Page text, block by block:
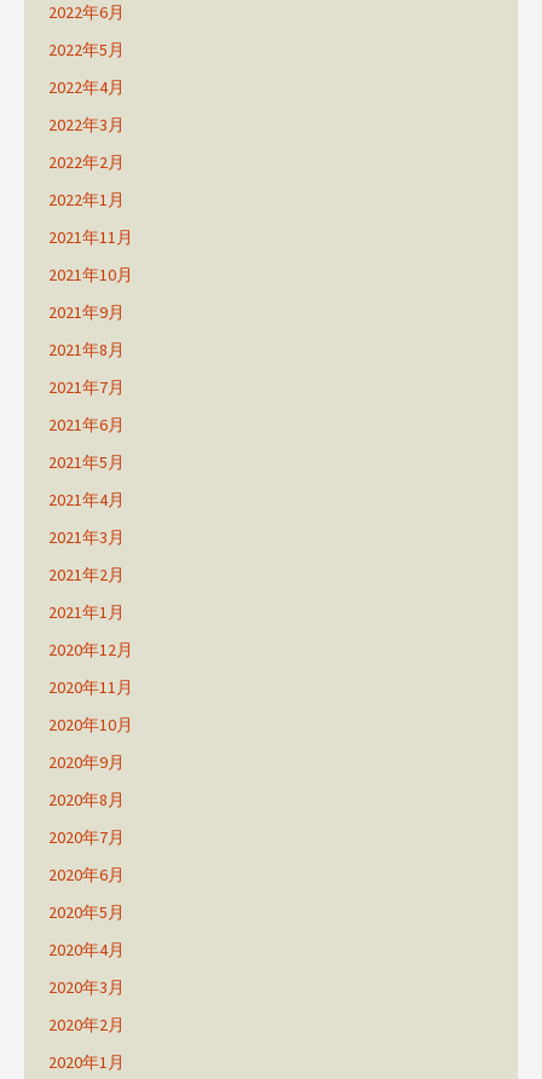
2022年6月
2022年5月
2022年4月
2022年3月
2022年2月
2022年1月
2021年11月
2021年10月
2021年9月
2021年8月
2021年7月
2021年6月
2021年5月
2021年4月
2021年3月
2021年2月
2021年1月
2020年12月
2020年11月
2020年10月
2020年9月
2020年8月
2020年7月
2020年6月
2020年5月
2020年4月
2020年3月
2020年2月
2020年1月